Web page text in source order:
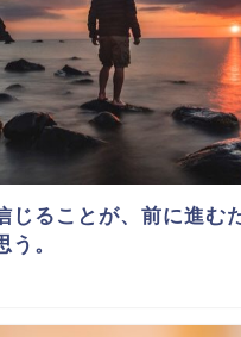
じることが、前に進む
う。